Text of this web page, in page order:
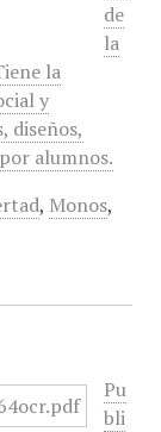
de
la
la
y
diseños,
alumnos.
, Monos,
Pu
bli